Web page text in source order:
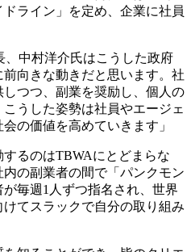
ライン」を定め、企業に社員
中村洋介氏はこうした政府
向きな動きだと思います。社
つつ、副業を奨励し、個人の
うした姿勢は社員やエージェ
の価値を高めていきます」
るのはTBWAにとどまらな
の副業者の間で「パンクモン
毎週1人ずつ指名され、世界
てスラックで自分の取り組み